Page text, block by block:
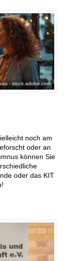
- stock.adobe.com
noch am
oder an
können Sie
oder das KIT